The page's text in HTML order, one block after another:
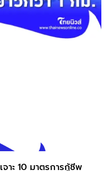
เจาะ 10 มาตรการกู้ชีพ